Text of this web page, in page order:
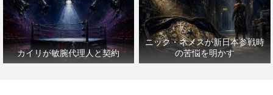
カイリが敏腕代理人と契約
ニック・ネメスが新日本参戦時
の苦悩を明かす